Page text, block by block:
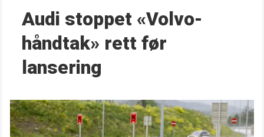
Audi stoppet «Volvo-
håndtak» rett før
lansering